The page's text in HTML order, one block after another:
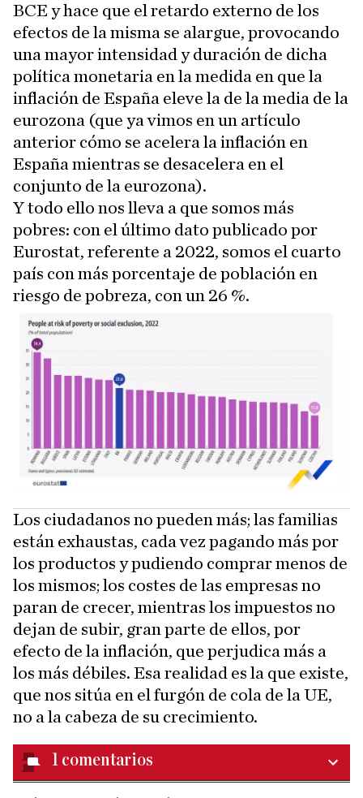
BCE y hace que el retardo externo de los
efectos de la misma se alargue, provocando
una mayor intensidad y duración de dicha
política monetaria en la medida en que la
inflación de España eleve la de la media de la
eurozona (que ya vimos en un artículo
anterior cómo se acelera la inflación en
España mientras se desacelera en el
conjunto de la eurozona).
Y todo ello nos lleva a que somos más
pobres: con el último dato publicado por
Eurostat, referente a 2022, somos el cuarto
país con más porcentaje de población en
riesgo de pobreza, con un 26 %.
Los ciudadanos no pueden más; las familias
están exhaustas, cada vez pagando más por
los productos y pudiendo comprar menos de
los mismos; los costes de las empresas no
paran de crecer, mientras los impuestos no
dejan de subir, gran parte de ellos, por
efecto de la inflación, que perjudica más a
los más débiles. Esa realidad es la que existe,
que nos sitúa en el furgón de cola de la UE,
no a la cabeza de su crecimiento.
1 comentarios